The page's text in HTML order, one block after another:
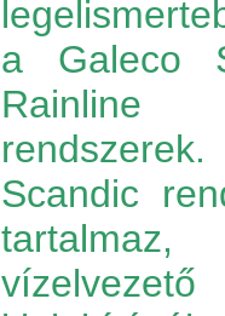
a Galeco
Scandic